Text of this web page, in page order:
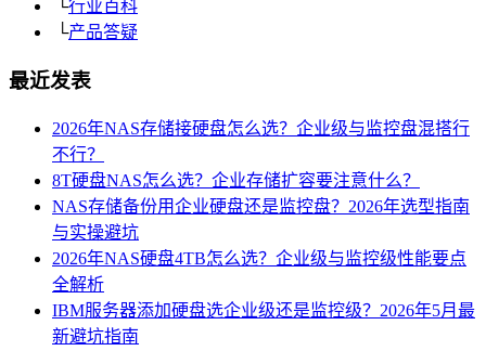
└行业百科
└产品答疑
最近发表
2026年NAS存储接硬盘怎么选？企业级与监控盘混搭行
不行？
8T硬盘NAS怎么选？企业存储扩容要注意什么？
NAS存储备份用企业硬盘还是监控盘？2026年选型指南
与实操避坑
2026年NAS硬盘4TB怎么选？企业级与监控级性能要点
全解析
IBM服务器添加硬盘选企业级还是监控级？2026年5月最
新避坑指南